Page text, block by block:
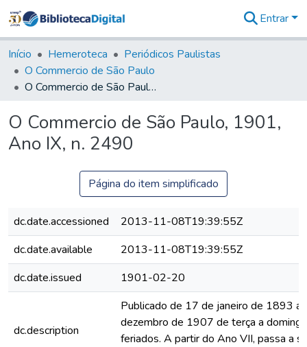
&
Coleções
Tudo na
Biblioteca
Estatísticas
Entrar
Início Hemeroteca
Periódicos Paulistas
O Commercio de São Paulo
O Commercio de São Paulo, 1901, Ano IX, n. 2490
O Commercio de São Paulo, 1901,
Ano IX, n. 2490
Página do item simplificado
dc.date.accessioned
2013-11-08T19:39:55Z
dc.date.available
2013-11-08T19:39:55Z
dc.date.issued
1901-02-20
dc.description
Publicado de 17 de janeiro de 1893 a
dezembro de 1907 de terça a
feriados. A partir do Ano VII, passa a